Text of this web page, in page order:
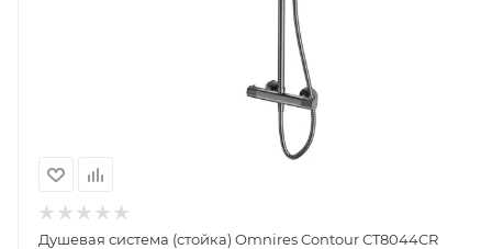
Душевая система (стойка) Omnires Contour CT8044CR